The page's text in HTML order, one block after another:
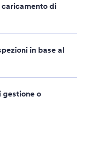
di
in base al
gestione o